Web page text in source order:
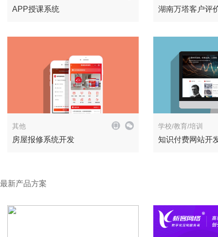
APP授课系统 湖南万塔客户评
解决方案
其他
房屋报修系统开发
学校/教育/培训
知识付费网站开
最新产品方案